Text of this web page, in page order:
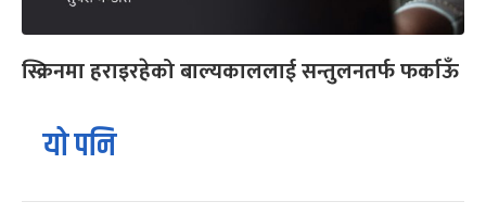
स्क्रिनमा हराइरहेको बाल्यकाललाई सन्तुलनतर्फ फर्काऊँ
यो पनि